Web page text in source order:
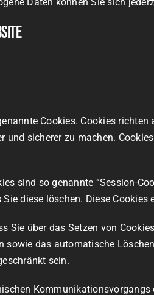
Cookies. Cookies
und sicherer zu machen.
sind so genannte “Session-
diese löschen. Diese
Sie über das Setzen von
das automatische
sein.